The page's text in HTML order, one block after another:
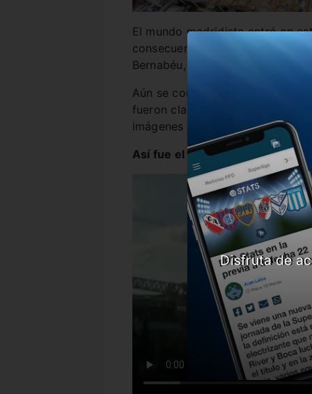
El mundo madridista entró en
consecuencia pequeño
Bernabéu, que fue rápidamente
Aún se conocen las causas del
fueron claramente visibles en
imágenes y videos no tardaron
Así fue el incendio en el
Disfruta de